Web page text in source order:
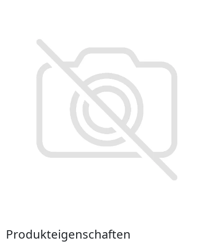
Produkteigenschaften